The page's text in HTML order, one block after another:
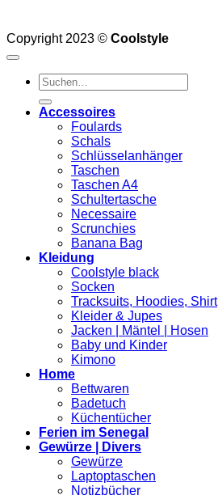
Copyright 2023 © Coolstyle
Suchen
nach:
Accessoires
Foulards
Schals
Schlüsselanhänger
Taschen
Taschen A4
Schultertasche
Necessaire
Scrunchies
Banana Bag
Kleidung
Coolstyle black
Socken
Tracksuits, Hoodies, Shirt
Kleider & Jupes
Jacken | Mäntel | Hosen
Baby und Kinder
Kimono
Home
Bettwaren
Badetuch
Küchentücher
Ferien im Senegal
Gewürze | Divers
Gewürze
Laptoptaschen
Notizbücher